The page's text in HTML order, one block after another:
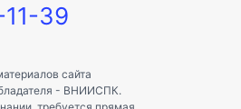
39
сайта
- ВНИИСПК.